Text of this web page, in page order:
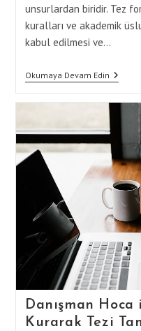
unsurlardan biridir. Tez
kuralları ve akademik
kabul edilmesi ve…
Okumaya Devam Edin
Uygun
Tez
İpuçları
Danışman
Kurarak Tezi